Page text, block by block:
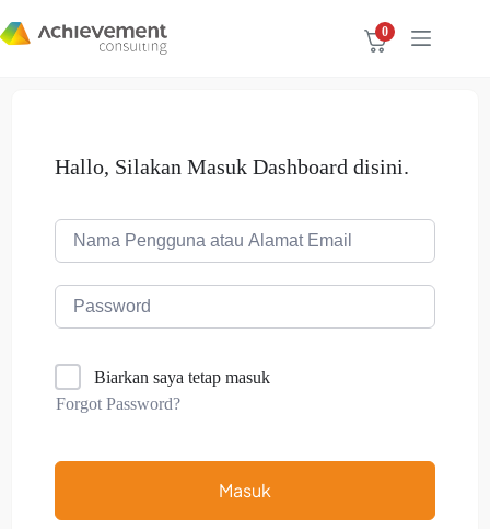
0
Hallo, Silakan Masuk Dashboard disini.
Biarkan saya tetap masuk
Forgot Password?
Masuk